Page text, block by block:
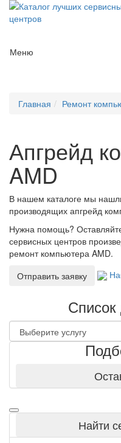
Меню
Главная Ремонт
Апгрейд
AMD
В нашем каталоге мы
производящих апгрейд
Нужна помощь?
сервисных центров
ремонт компьютера AMD.
Отправить заявку
Список
Найти